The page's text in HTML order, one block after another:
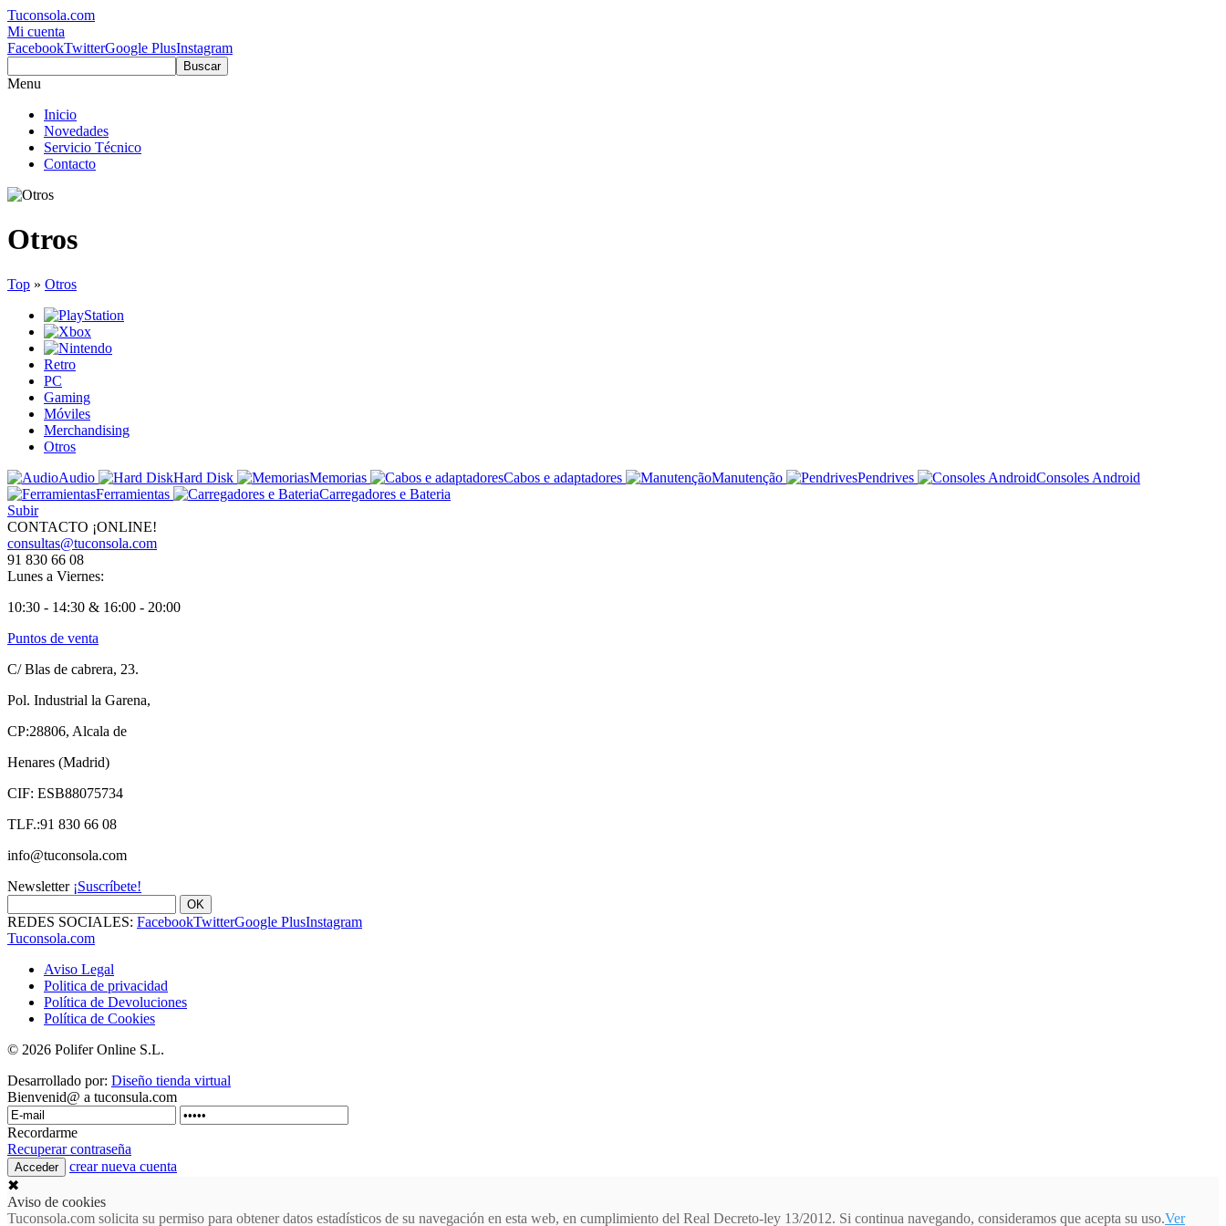
Tuconsola.com
Mi cuenta
FacebookTwitterGoogle PlusInstagram
Buscar
Menu
Inicio
Novedades
Servicio Técnico
Contacto
Otros
Top » Otros
Retro
PC
Gaming
Móviles
Merchandising
Otros
Audio
Hard Disk Memorias Cabos e adaptadores Manutenção Pendrives
Consoles Android
Ferramientas
Carregadores e Bateria
Subir
CONTACTO ¡ONLINE!
consultas@tuconsola.com
91 830 66 08
Lunes a Viernes:
10:30 - 14:30 & 16:00 - 20:00
Puntos de venta
C/ Blas de cabrera, 23.
Pol. Industrial la Garena,
CP:28806, Alcala de
Henares (Madrid)
CIF: ESB88075734
TLF.:91 830 66 08
info@tuconsola.com
Newsletter ¡Suscríbete!
OK
REDES SOCIALES: FacebookTwitterGoogle PlusInstagram
Tuconsola.com
Aviso Legal
Politica de privacidad
Política de Devoluciones
Política de Cookies
© 2026 Polifer Online S.L.
Desarrollado por: Diseño tienda virtual
Bienvenid@ a tuconsula.com
Recordarme
Recuperar contraseña
crear nueva cuenta
✖
Aviso de cookies
Tuconsola.com solicita su permiso para obtener datos estadísticos de su navegación en esta web, en cumplimiento del Real Decreto-ley 13/2012. Si continua navegando, consideramos que acepta su uso.Ver